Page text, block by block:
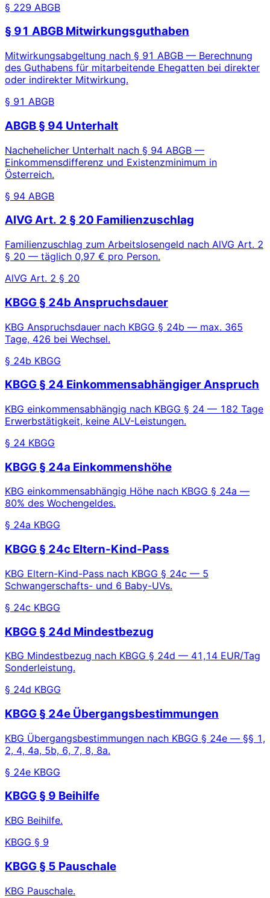
§ 229 ABGB
§ 91 ABGB Mitwirkungsguthaben
Mitwirkungsabgeltung nach § 91 ABGB — Berechnung
des Guthabens für mitarbeitende Ehegatten bei direkter
oder indirekter Mitwirkung.
§ 91 ABGB
ABGB § 94 Unterhalt
Nachehelicher Unterhalt nach § 94 ABGB —
Einkommensdifferenz und Existenzminimum in
Österreich.
§ 94 ABGB
AlVG Art. 2 § 20 Familienzuschlag
Familienzuschlag zum Arbeitslosengeld nach AlVG Art. 2
§ 20 — täglich 0,97 € pro Person.
AlVG Art. 2 § 20
KBGG § 24b Anspruchsdauer
KBG Anspruchsdauer nach KBGG § 24b — max. 365
Tage, 426 bei Wechsel.
§ 24b KBGG
KBGG § 24 Einkommensabhängiger Anspruch
KBG einkommensabhängig nach KBGG § 24 — 182 Tage
Erwerbstätigkeit, keine ALV-Leistungen.
§ 24 KBGG
KBGG § 24a Einkommenshöhe
KBG einkommensabhängig Höhe nach KBGG § 24a —
80% des Wochengeldes.
§ 24a KBGG
KBGG § 24c Eltern-Kind-Pass
KBG Eltern-Kind-Pass nach KBGG § 24c — 5
Schwangerschafts- und 6 Baby-UVs.
§ 24c KBGG
KBGG § 24d Mindestbezug
KBG Mindestbezug nach KBGG § 24d — 41,14 EUR/Tag
Sonderleistung.
§ 24d KBGG
KBGG § 24e Übergangsbestimmungen
KBG Übergangsbestimmungen nach KBGG § 24e — §§ 1,
2, 4, 4a, 5b, 6, 7, 8, 8a.
§ 24e KBGG
KBGG § 9 Beihilfe
KBG Beihilfe.
KBGG § 9
KBGG § 5 Pauschale
KBG Pauschale.